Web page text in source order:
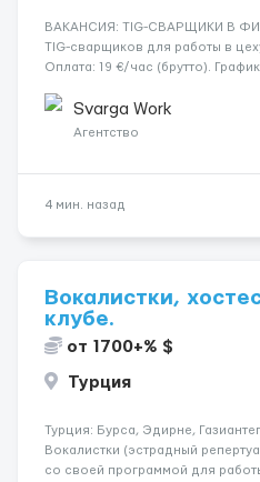
​​ВАКАНСИЯ: TIG-СВАРЩИКИ В
TIG-сварщиков для работы в
Оплата: 19 €/час (брутто).
переработки. Дата начала: — Как
Svarga Work
Агентство
4 мин. назад
Вокалистки,
клубе.
от 1700+% $
Турция
Турция: Бурса, Эдирне,
Вокалистки (эстрадный
со своей программой для